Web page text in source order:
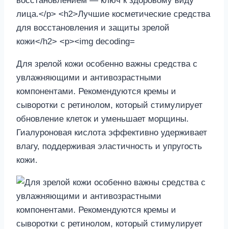
Для зрелой кожи особенно важны средства с
увлажняющими и антивозрастными
компонентами. Рекомендуются кремы и
сыворотки с ретинолом, который стимулирует
обновление клеток и уменьшает морщины.
Гиалуроновая кислота эффективно удерживает
влагу, поддерживая эластичность и упругость
кожи.